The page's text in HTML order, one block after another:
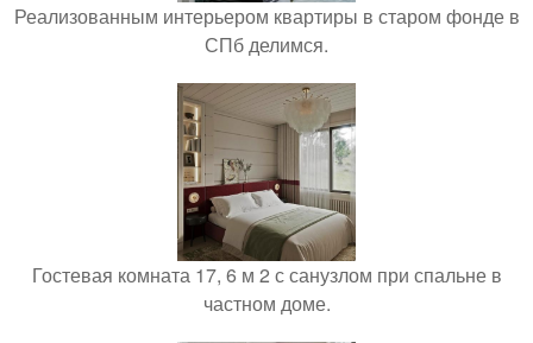
Реализованным интерьером квартиры в старом фонде в
СПб делимся.
Гостевая комната 17, 6 м 2 с санузлом при спальне в
частном доме.